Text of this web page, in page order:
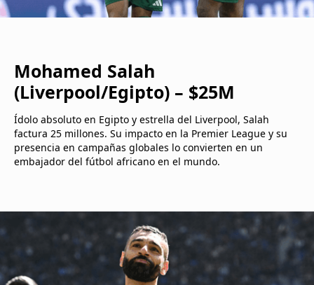
Mohamed Salah
(Liverpool/Egipto) – $25M
Ídolo absoluto en Egipto y estrella del Liverpool, Salah
factura 25 millones. Su impacto en la Premier League y su
presencia en campañas globales lo convierten en un
embajador del fútbol africano en el mundo.